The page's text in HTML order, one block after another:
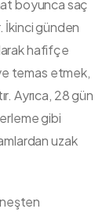
boyunca saç
İkinci günden
hafifçe
temas etmek,
Ayrıca, 28 gün
gibi
uzak